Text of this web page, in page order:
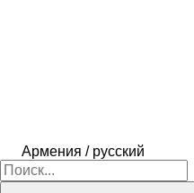
Армения / русский